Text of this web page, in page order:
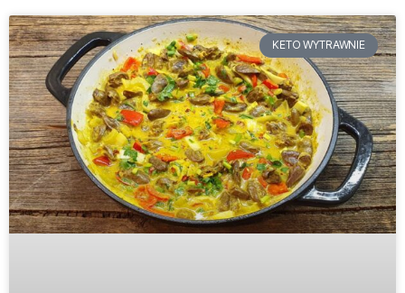
KETO WYTRAWNIE